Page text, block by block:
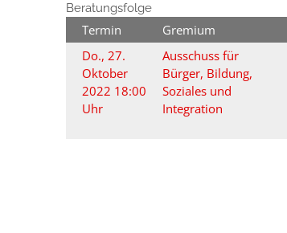
Beratungsfolge
Termin Gremium
Do., 27.
Oktober
2022 18:00
Uhr
Ausschuss für
Bürger, Bildung,
Soziales und
Integration